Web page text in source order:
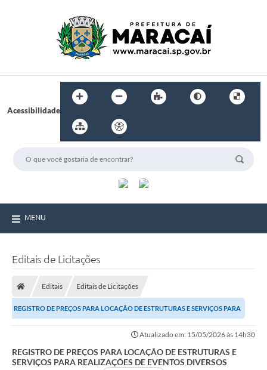
Acessibilidade
MENU
Editais de Licitações
Editais Editais de Licitações
REGISTRO DE PREÇOS PARA LOCAÇÃO DE ESTRUTURAS E SERVIÇOS PARA
Atualizado em: 15/05/2026 às 14h30
REGISTRO DE PREÇOS PARA LOCAÇÃO DE ESTRUTURAS E
SERVIÇOS PARA REALIZAÇÕES DE EVENTOS DIVERSOS